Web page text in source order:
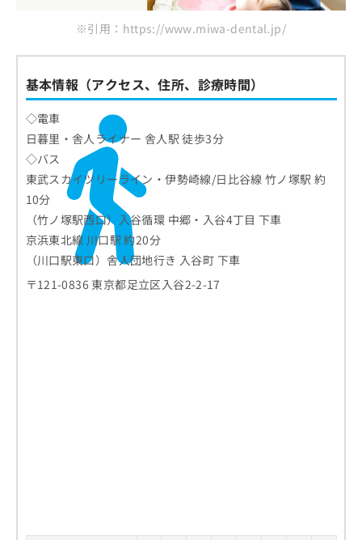
※引用：https://www.miwa-dental.jp/
基本情報（アクセス、住所、診療時間）
◇電車
日暮里・舎人ライナー 舎人駅 徒歩3分
◇バス
東武スカイツリーライン・伊勢崎線/日比谷線 竹ノ塚駅 約
10分
（竹ノ塚駅西口）入谷循環 中郷・入谷4丁目 下車
京浜東北線 川口駅 約20分
（川口駅東口）舎人団地行き 入谷町 下車
〒121-0836 東京都足立区入谷2-2-17